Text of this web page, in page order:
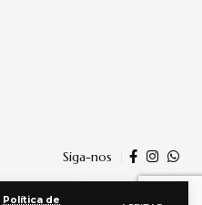
Política de
Siga-nos